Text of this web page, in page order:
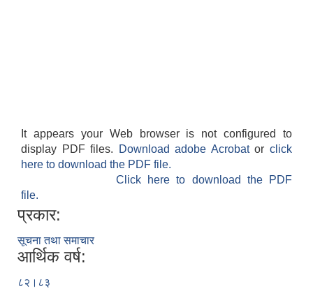
It appears your Web browser is not configured to
display PDF files.
Download adobe Acrobatorclick
here to download the PDF file.
Click here to download the PDF
file.
प्रकार:
सूचना तथा समाचार
आर्थिक वर्ष:
८२।८३